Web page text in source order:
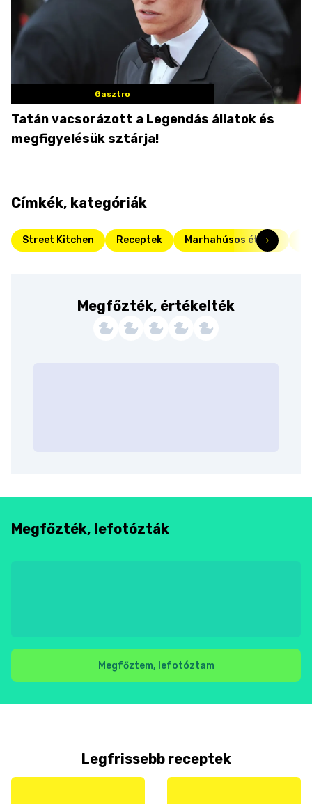
Gasztro
Tatán vacsorázott a Legendás állatok és
megfigyelésük sztárja!
Címkék, kategóriák
Street Kitchen Receptek Marhahúsos ételek
Megfőzték, értékelték
Megfőzték, lefotózták
Megfőztem, lefotóztam
Legfrissebb receptek